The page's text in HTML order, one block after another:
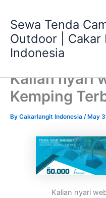
content
Sewa Tenda
Outdoor | Cakar
Indonesia
Kalian nyari
Kemping
By Cakarlangit Indonesia / May
Kalian nyari